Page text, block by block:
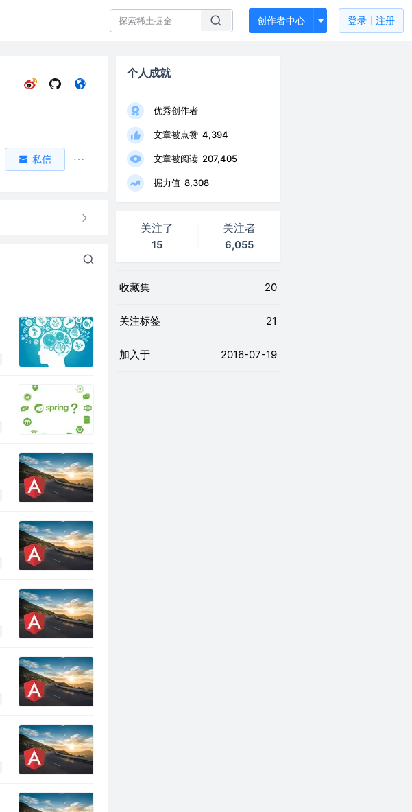
创作者中心 登录 注册
私信
个人成就
优秀创作者
文章被点赞 4,394
文章被阅读 207,405
掘力值 8,308
关注了
15
关注者
6,055
收藏集 20
关注标签 21
加入于 2016-07-19